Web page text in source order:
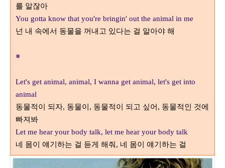
를 알잖아
You gotta know that you're bringin' out the animal in me
넌 내 속에서 동물을 꺼내고 있다는 걸 알아야 해
※
Let's get animal, animal, I wanna get animal, let's get into
animal
동물적이 되자, 동물이, 동물적이 되고 싶어, 동물적인 것에
빠져봐
Let me hear your body talk, let me hear your body talk
네 몸이 얘기하는 걸 듣게 해줘, 네 몸이 얘기하는 걸